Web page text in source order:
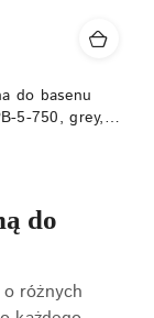
do basenu
5-750, grey,
m ( max 50
do
różnych